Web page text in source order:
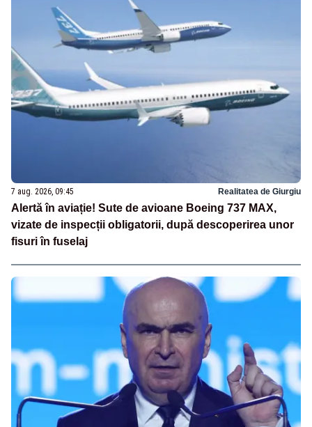
7 aug. 2026, 09:45 Realitatea de Giurgiu
Alertă în aviație! Sute de avioane Boeing 737 MAX,
vizate de inspecții obligatorii, după descoperirea unor
fisuri în fuselaj